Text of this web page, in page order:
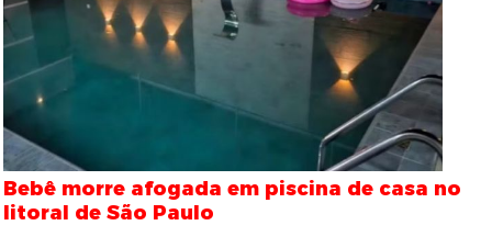
Bebê morre afogada em piscina de casa no
litoral de São Paulo